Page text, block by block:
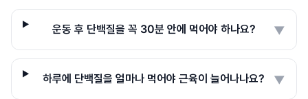
운동 후 단백질을 꼭 30분 안에 먹어야 하나요? ▼
하루에 단백질을 얼마나 먹어야 근육이 늘어나나요? ▼